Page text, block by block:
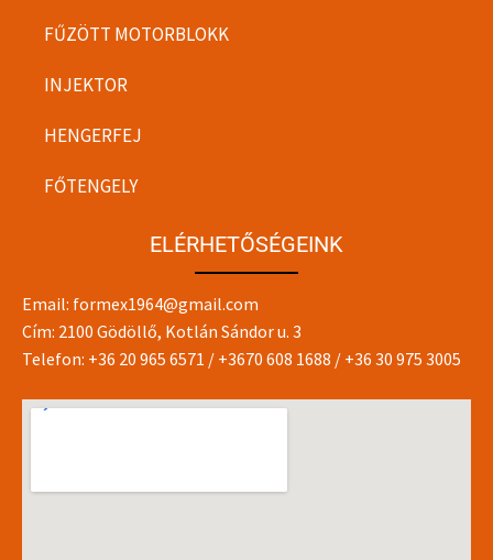
FŰZÖTT MOTORBLOKK
INJEKTOR
HENGERFEJ
FŐTENGELY
ELÉRHETŐSÉGEINK
Email: formex1964@gmail.com
Cím: 2100 Gödöllő, Kotlán Sándor u. 3
Telefon: +36 20 965 6571 / +3670 608 1688 / +36 30 975 3005